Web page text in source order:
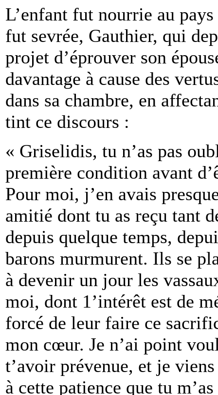
L’enfant fut nourrie au
fut sevrée, Gauthier, qui
projet d’éprouver son
davantage à cause des
dans sa chambre, en
tint ce discours :
« Griselidis, tu n’as pas
première condition avant
Pour moi, j’en avais
amitié dont tu as reçu tant
depuis quelque temps,
barons murmurent. Ils se
à devenir un jour les
moi, dont 1’intérêt est de
forcé de leur faire ce
mon cœur. Je n’ai point
t’avoir prévenue, et je
à cette patience que tu